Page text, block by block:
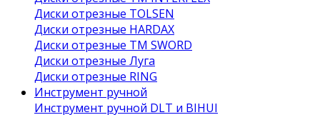
Диски отрезные TOLSEN
Диски отрезные HARDAX
Диски отрезные ТМ SWORD
Диски отрезные Луга
Диски отрезные RING
Инструмент ручной
Инструмент ручной DLT и BIHUI